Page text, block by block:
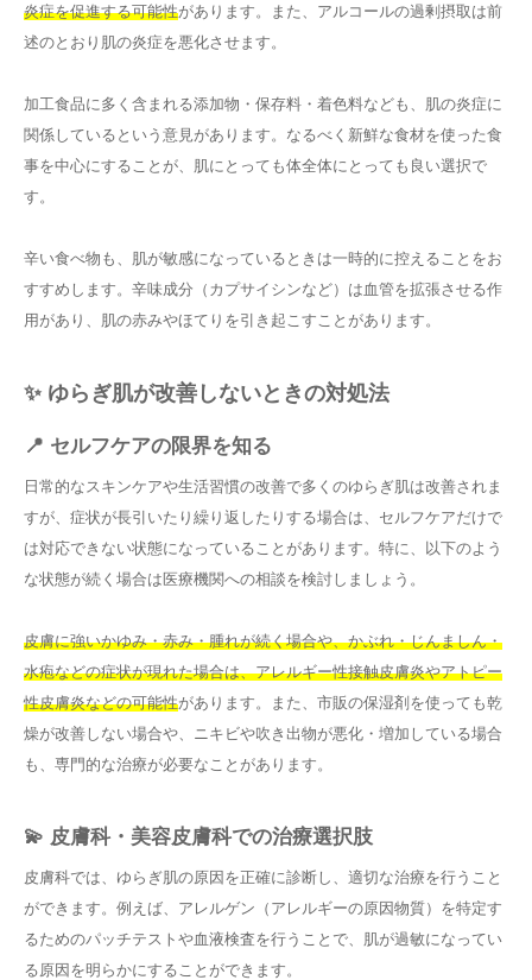
炎症を促進する可能性があります。また、アルコールの過剰摂取は前
述のとおり肌の炎症を悪化させます。
加工食品に多く含まれる添加物・保存料・着色料なども、肌の炎症に
関係しているという意見があります。なるべく新鮮な食材を使った食
事を中心にすることが、肌にとっても体全体にとっても良い選択で
す。
辛い食べ物も、肌が敏感になっているときは一時的に控えることをお
すすめします。辛味成分（カプサイシンなど）は血管を拡張させる作
用があり、肌の赤みやほてりを引き起こすことがあります。
✨ ゆらぎ肌が改善しないときの対処法
📍 セルフケアの限界を知る
日常的なスキンケアや生活習慣の改善で多くのゆらぎ肌は改善されま
すが、症状が長引いたり繰り返したりする場合は、セルフケアだけで
は対応できない状態になっていることがあります。特に、以下のよう
な状態が続く場合は医療機関への相談を検討しましょう。
皮膚に強いかゆみ・赤み・腫れが続く場合や、かぶれ・じんましん・
水疱などの症状が現れた場合は、アレルギー性接触皮膚炎やアトピー
性皮膚炎などの可能性があります。また、市販の保湿剤を使っても乾
燥が改善しない場合や、ニキビや吹き出物が悪化・増加している場合
も、専門的な治療が必要なことがあります。
💫 皮膚科・美容皮膚科での治療選択肢
皮膚科では、ゆらぎ肌の原因を正確に診断し、適切な治療を行うこと
ができます。例えば、アレルゲン（アレルギーの原因物質）を特定す
るためのパッチテストや血液検査を行うことで、肌が過敏になってい
る原因を明らかにすることができます。